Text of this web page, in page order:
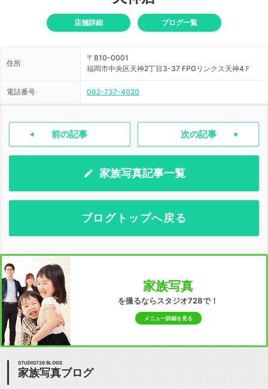
店舗詳細 ブログ一覧
住所
〒810-0001
福岡市中央区天神2丁目3-37 FPGリンクス天神4Ｆ
電話番号 092-737-4020
前の記事 次の記事
家族写真記事一覧
ブログトップへ戻る
家族写真
を撮るならスタジオ728で！
メニュー詳細を見る
STUDIO728 BLOGS
家族写真ブログ